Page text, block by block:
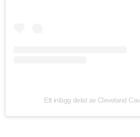
Ett inlägg delat av Cleveland